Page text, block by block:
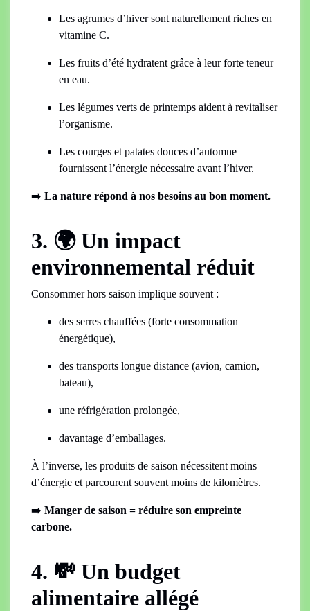
Les agrumes d’hiver sont naturellement riches en
vitamine C.
Les fruits d’été hydratent grâce à leur forte teneur
en eau.
Les légumes verts de printemps aident à revitaliser
l’organisme.
Les courges et patates douces d’automne
fournissent l’énergie nécessaire avant l’hiver.
➡️ La nature répond à nos besoins au bon moment.
3. 🌍 Un impact
environnemental réduit
Consommer hors saison implique souvent :
des serres chauffées (forte consommation
énergétique),
des transports longue distance (avion, camion,
bateau),
une réfrigération prolongée,
davantage d’emballages.
À l’inverse, les produits de saison nécessitent moins
d’énergie et parcourent souvent moins de kilomètres.
➡️ Manger de saison = réduire son empreinte
carbone.
4. 💸 Un budget
alimentaire allégé